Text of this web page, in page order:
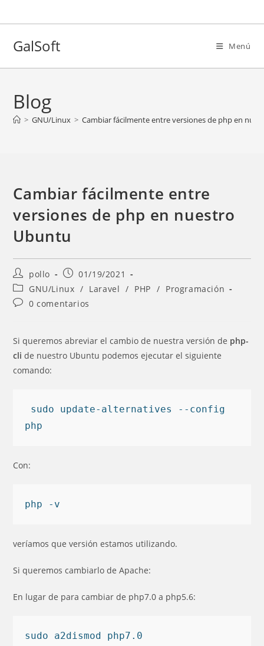
al
GalSoft Menú
Blog
> GNU/Linux > Cambiar fácilmente entre versiones de php en
Cambiar fácilmente entre
versiones de php en nuestro
Ubuntu
Autor
de
la
entrada:
pollo
Entrada
publicada:
01/19/2021
Categoría
de
la
GNU/Linux / Laravel / PHP / Programación
Comentarios
entrada:
0 comentarios
Si queremos abreviar el cambio de nuestra versión de php-
cli de nuestro Ubuntu podemos ejecutar el siguiente
comando:
Con:
veríamos que versión estamos utilizando.
Si queremos cambiarlo de Apache:
En lugar de para cambiar de php7.0 a php5.6:
sudo a2dismod php7.0